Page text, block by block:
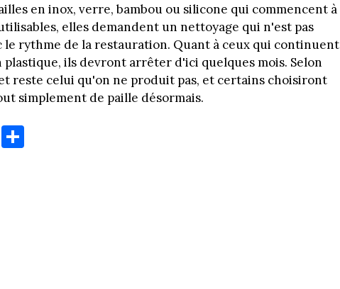
en inox, verre, bambou ou silicone qui commencent à
elles demandent un nettoyage qui n'est pas
le rythme de la restauration. Quant à ceux qui continuent
ils devront arrêter d'ici quelques mois. Selon
reste celui qu'on ne produit pas, et certains choisiront
simplement de paille désormais.
E
m